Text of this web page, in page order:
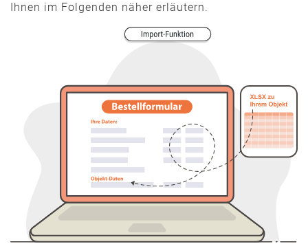
Ihnen im Folgenden näher erläutern.